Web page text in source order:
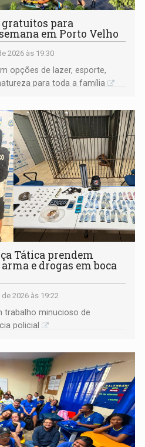
gratuitos para
em Porto Velho
2026 às 19:30
opções de lazer, esporte,
para toda a família
Tática prendem
e drogas em boca
2026 às 19:22
trabalho minucioso de
policial